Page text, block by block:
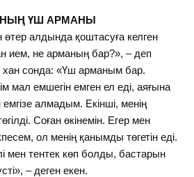
ҮШ АРМАНЫ
алдында қоштасуға келген
ием, не арманың бар?», – деп
сонда: «Үш арманым бар.
мал емшегін емген ел еді, аяғына
емгізе алмадым. Екінші, менің
Соған өкінемін. Егер мен
ол менің қанымды төгетін еді.
мен тентек көп болды, бастарын
– деген екен.